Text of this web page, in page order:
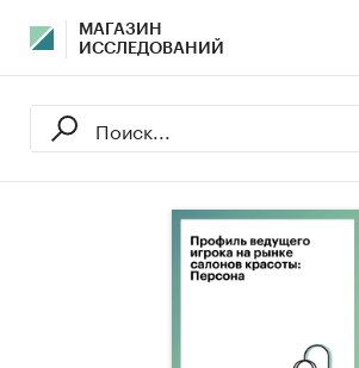
МАГАЗИН
ИССЛЕДОВАНИЙ